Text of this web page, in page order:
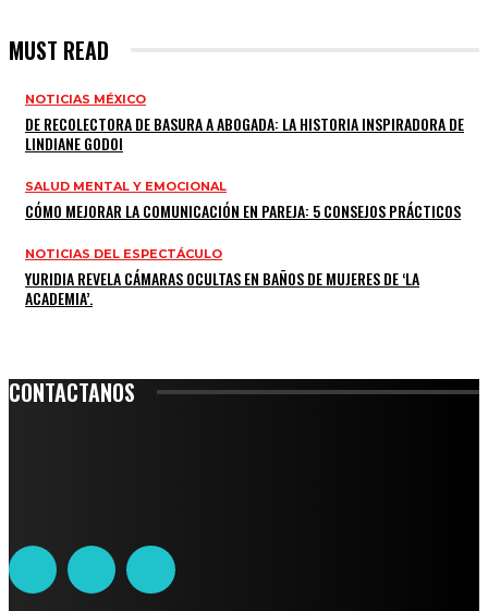
MUST READ
NOTICIAS MÉXICO
DE RECOLECTORA DE BASURA A ABOGADA: LA HISTORIA INSPIRADORA DE
LINDIANE GODOI
SALUD MENTAL Y EMOCIONAL
CÓMO MEJORAR LA COMUNICACIÓN EN PAREJA: 5 CONSEJOS PRÁCTICOS
NOTICIAS DEL ESPECTÁCULO
YURIDIA REVELA CÁMARAS OCULTAS EN BAÑOS DE MUJERES DE ‘LA
ACADEMIA’.
CONTACTANOS